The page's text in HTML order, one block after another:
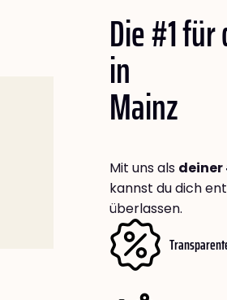
Die #1
in
Mainz
Mit uns als deiner
kannst du dich
überlassen.